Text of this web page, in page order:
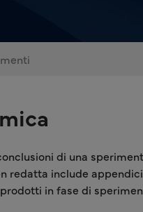
di una
redatta include
in fase di